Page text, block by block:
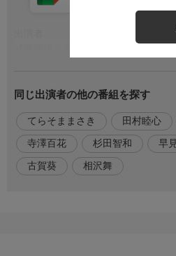
【初瀬川周】古賀葵
【筆木直道】杉田智和
【五十子美和】相沢舞
【姉巫女】早見沙織
【おろち】大塚芳忠
【ナレーション】てらそままさき
同じ出演者の他の番組を探す
てらそままさき 田村睦心
寺澤百花 杉田智和 早
古賀葵 相沢舞